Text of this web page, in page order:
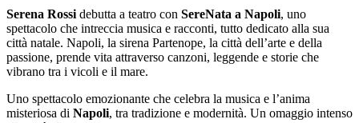
Serena Rossi debutta a teatro con SereNata a Napoli, uno
spettacolo che intreccia musica e racconti, tutto dedicato alla sua
città natale. Napoli, la sirena Partenope, la città dell’arte e della
passione, prende vita attraverso canzoni, leggende e storie che
vibrano tra i vicoli e il mare.
Uno spettacolo emozionante che celebra la musica e l’anima
misteriosa di Napoli, tra tradizione e modernità. Un omaggio intenso